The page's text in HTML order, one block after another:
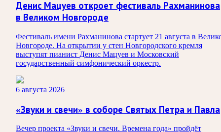
Денис Мацуев откроет фестиваль Рахманинова
в Великом Новгороде
Фестиваль имени Рахманинова стартует 21 августа в
Новгороде. На открытии у стен Новгородского кремля
выступят пианист Денис Мацуев и Московский
государственный симфонический оркестр.
6 августа 2026
«Звуки и свечи» в соборе Святых Петра и Павла
Вечер проекта «Звуки и свечи. Времена года» пройдёт